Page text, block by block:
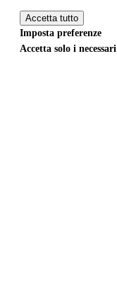
Accetta tutto
Imposta preferenze
Accetta solo i necessari